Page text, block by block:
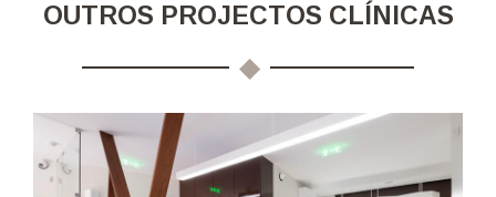
OUTROS PROJECTOS CLÍNICAS